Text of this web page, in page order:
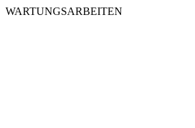
WARTUNGSARBEITEN